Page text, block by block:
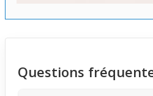
Questions